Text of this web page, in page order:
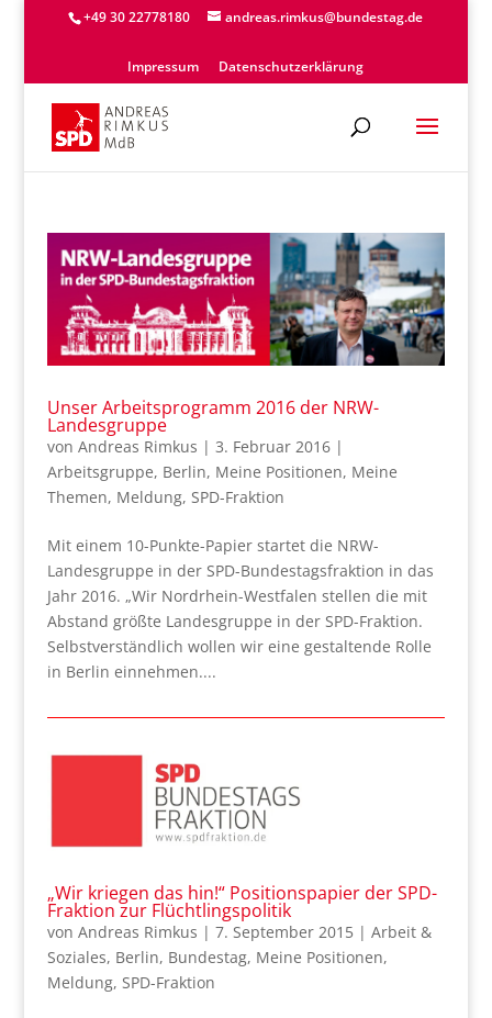
+49 30 22778180 andreas.rimkus@bundestag.de
Impressum Datenschutzerklärung
Unser Arbeitsprogramm 2016 der NRW-
Landesgruppe
von Andreas Rimkus | 3. Februar 2016|
Arbeitsgruppe, Berlin, Meine Positionen, Meine
Themen, Meldung, SPD-Fraktion
Mit einem 10-Punkte-Papier startet die NRW-
Landesgruppe in der SPD-Bundestagsfraktion in das
Jahr 2016. „Wir Nordrhein-Westfalen stellen die mit
Abstand größte Landesgruppe in der SPD-Fraktion.
Selbstverständlich wollen wir eine gestaltende Rolle
in Berlin einnehmen....
„Wir kriegen das hin!“ Positionspapier der SPD-
Fraktion zur Flüchtlingspolitik
von Andreas Rimkus | 7. September 2015| Arbeit &
Soziales, Berlin, Bundestag, Meine Positionen,
Meldung, SPD-Fraktion